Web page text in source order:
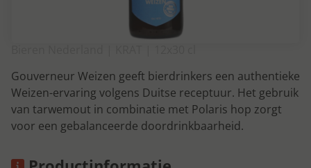
Gouverneur Weizen geeft bierdrinkers een authentieke
Weizen-ervaring volgens Duitse receptuur. Het gebruik
van tarwemout in combinatie met Polaris hop zorgt
voor een gebalanceerde doordrinkbaarheid.